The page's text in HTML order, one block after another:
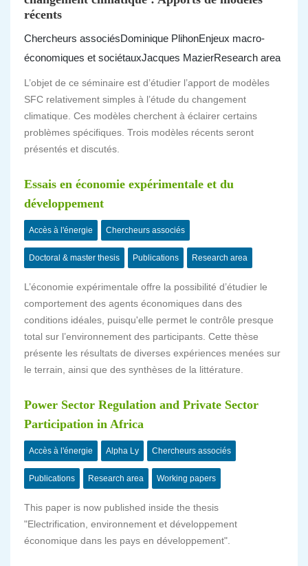
récents
Chercheurs associésDominique PlihonEnjeux macro-
économiques et sociétauxJacques MazierResearch area
L’objet de ce séminaire est d’étudier l’apport de modèles
SFC relativement simples à l’étude du changement
climatique. Ces modèles cherchent à éclairer certains
problèmes spécifiques. Trois modèles récents seront
présentés et discutés.
Essais en économie expérimentale et du
développement
Accès à l'énergie Chercheurs associés
Doctoral & master thesis Publications Research area
L’économie expérimentale offre la possibilité d’étudier le
comportement des agents économiques dans des
conditions idéales, puisqu'elle permet le contrôle presque
total sur l’environnement des participants. Cette thèse
présente les résultats de diverses expériences menées sur
le terrain, ainsi que des synthèses de la littérature.
Power Sector Regulation and Private Sector
Participation in Africa
Accès à l'énergie Alpha Ly Chercheurs associés
Publications Research area Working papers
This paper is now published inside the thesis
"Electrification, environnement et développement
économique dans les pays en développement".